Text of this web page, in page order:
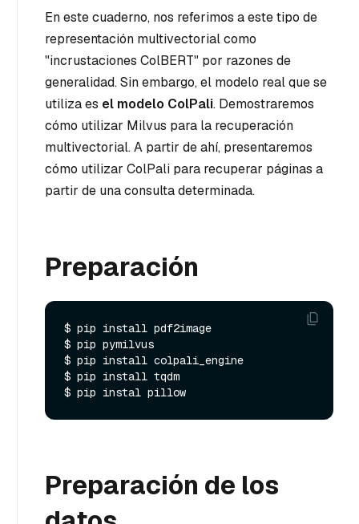
En este cuaderno, nos referimos a este tipo de
representación multivectorial como
"incrustaciones ColBERT" por razones de
generalidad. Sin embargo, el modelo real que se
utiliza es el modelo ColPali. Demostraremos
cómo utilizar Milvus para la recuperación
multivectorial. A partir de ahí, presentaremos
cómo utilizar ColPali para recuperar páginas a
partir de una consulta determinada.
Preparación
$ pip install pdf2image
$ pip pymilvus
$ pip install colpali_engine
$ pip install tqdm
Preparación de los